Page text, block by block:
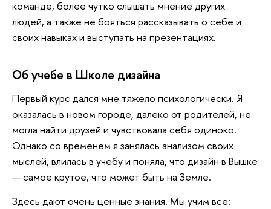
команде, более чутко слышать мнение других
людей, а также не бояться рассказывать о себе и
своих навыках и выступать на презентациях.
Об учебе в Школе дизайна
Первый курс дался мне тяжело психологически. Я
оказалась в новом городе, далеко от родителей, не
могла найти друзей и чувствовала себя одиноко.
Однако со временем я занялась анализом своих
мыслей, влилась в учебу и поняла, что дизайн в Вышке
— самое крутое, что может быть на Земле.
Здесь дают очень ценные знания. Мы учим все: